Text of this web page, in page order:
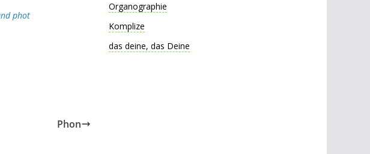
phot
Phon
Organographie
Komplize
das deine, das Deine